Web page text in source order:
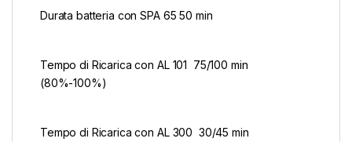
Durata batteria con SPA 65 50 min
Tempo di Ricarica con AL 101 75/100 min
(80%-100%)
Tempo di Ricarica con AL 300 30/45 min